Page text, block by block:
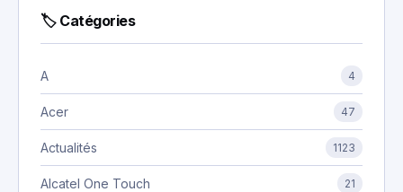
🏷 Catégories
A 4
Acer 47
Actualités 1123
Alcatel One Touch 21